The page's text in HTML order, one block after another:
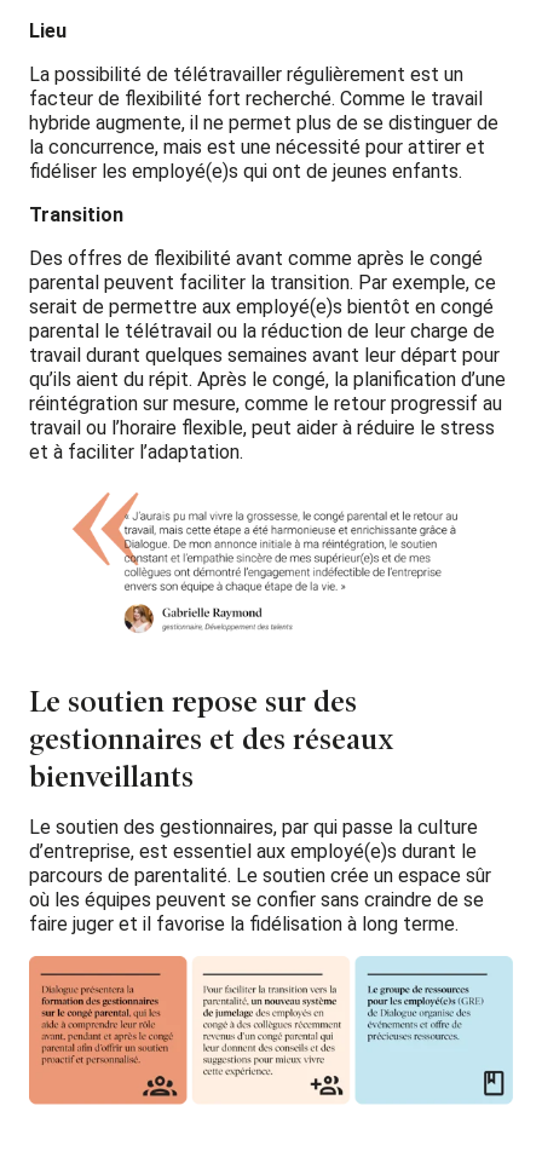
Lieu
La possibilité de télétravailler régulièrement est un
facteur de flexibilité fort recherché. Comme le travail
hybride augmente, il ne permet plus de se distinguer de
la concurrence, mais est une nécessité pour attirer et
fidéliser les employé(e)s qui ont de jeunes enfants.
Transition
Des offres de flexibilité avant comme après le congé
parental peuvent faciliter la transition. Par exemple, ce
serait de permettre aux employé(e)s bientôt en congé
parental le télétravail ou la réduction de leur charge de
travail durant quelques semaines avant leur départ pour
qu’ils aient du répit. Après le congé, la planification d’une
réintégration sur mesure, comme le retour progressif au
travail ou l’horaire flexible, peut aider à réduire le stress
et à faciliter l’adaptation.
Le soutien repose sur des
gestionnaires et des réseaux
bienveillants
Le soutien des gestionnaires, par qui passe la culture
d’entreprise, est essentiel aux employé(e)s durant le
parcours de parentalité. Le soutien crée un espace sûr
où les équipes peuvent se confier sans craindre de se
faire juger et il favorise la fidélisation à long terme.